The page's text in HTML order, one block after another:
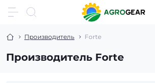
Производитель Forte
Производитель Forte